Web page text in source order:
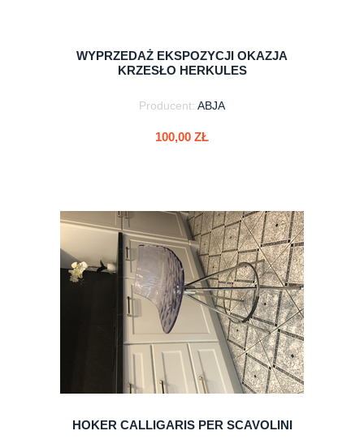
WYPRZEDAŻ EKSPOZYCJI OKAZJA
KRZESŁO HERKULES
Producent: ABJA
100,00 ZŁ
do koszyka
HOKER CALLIGARIS PER SCAVOLINI